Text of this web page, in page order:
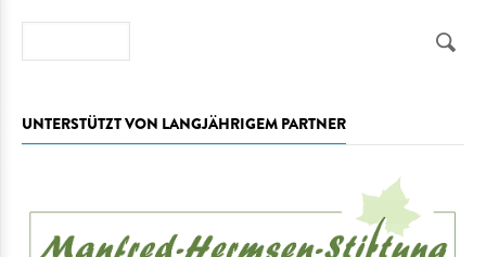
UNTERSTÜTZT VON LANGJÄHRIGEM PARTNER